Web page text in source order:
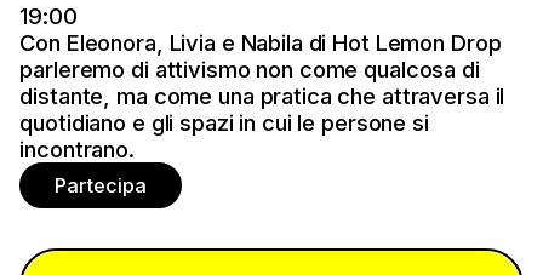
19:00
Con Eleonora, Livia e Nabila di Hot Lemon Drop
parleremo di attivismo non come qualcosa di
distante, ma come una pratica che attraversa il
quotidiano e gli spazi in cui le persone si
incontrano.
Partecipa